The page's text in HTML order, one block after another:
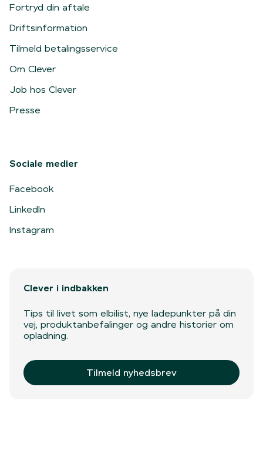
Fortryd din aftale
Driftsinformation
Tilmeld betalingsservice
Om Clever
Job hos Clever
Presse
Sociale medier
Facebook
LinkedIn
Instagram
Clever i indbakken
Tips til livet som elbilist, nye ladepunkter på din
vej, produktanbefalinger og andre historier om
opladning.
Tilmeld nyhedsbrev